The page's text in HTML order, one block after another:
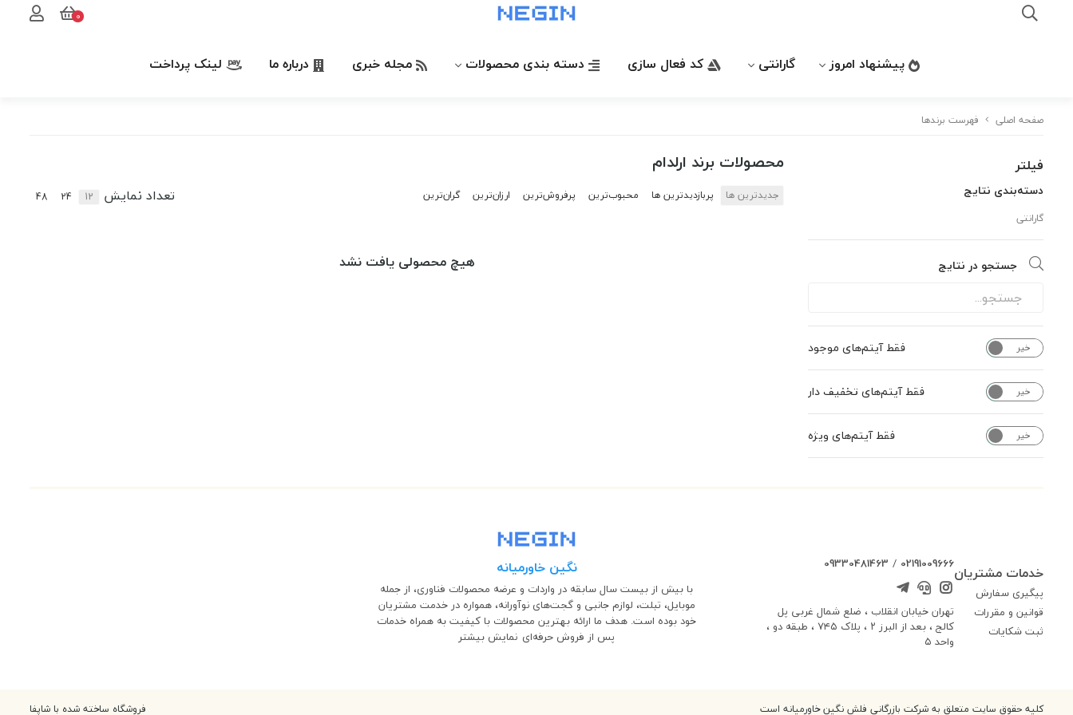
0
پیشنهاد امروز گارانتی کد فعال سازی دسته بندی محصولات مجله خبری درباره ما لینک پرداخت
صفحه اصلی فهرست برندها
فیلتر
دسته‌بندی نتایج
گارانتی
جستجو در نتایج
خیر فقط آیتم‌های موجود
خیر فقط آیتم‌های تخفیف دار
خیر فقط آیتم‌های ویژه
محصولات برند ارلدام
جدیدترین ها پربازدیدترین ها محبوب‌‌ترین پرفروش‌ترین ارزان‌ترین گران‌ترین تعداد نمایش 12
24
48
هیچ محصولی یافت نشد
خدمات مشتریان
پیگیری سفارش
قوانین و مقررات
ثبت شکایات
02191009666
/
09330481463
تهران خیابان انقلاب ، ضلع شمال غربی پل
کالج ، بعد از البرز ۲ ، پلاک ۷۴۵ ، طبقه دو ،
واحد ۵
نگین خاورمیانه
با بیش از بیست سال سابقه در واردات و عرضه محصولات فناوری، از جمله
موبایل، تبلت، لوازم جانبی و گجت‌های نوآورانه، همواره در خدمت مشتریان
خود بوده است. هدف ما ارائه بهترین محصولات با کیفیت به همراه خدمات
پس از فروش حرفه‌ای نمایش بیشتر
فروشگاه ساخته شده با شاپفا کلیه حقوق سایت متعلق به شرکت بازرگانی فلش نگین خاورمیانه است